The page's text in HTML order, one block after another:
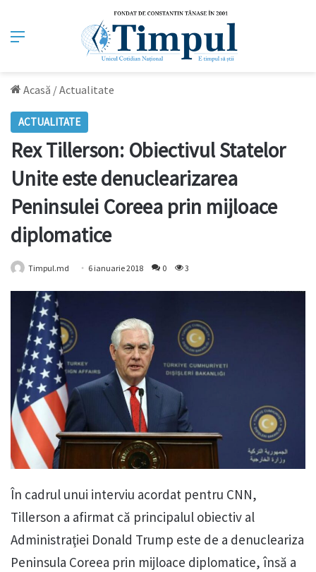
Meniu
Acasă /Actualitate
ACTUALITATE
Rex Tillerson: Obiectivul Statelor
Unite este denuclearizarea
Peninsulei Coreea prin mijloace
diplomatice
Timpul.md 6 ianuarie 2018 0 3
În cadrul unui interviu acordat pentru CNN,
Tillerson a afirmat că principalul obiectiv al
Administraţiei Donald Trump este de a denucleariza
Peninsula Coreea prin mijloace diplomatice, însă a